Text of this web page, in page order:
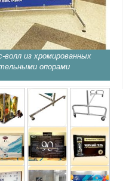
из хромированных
опорами